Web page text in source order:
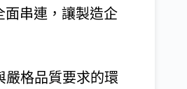
面串連，讓製造企
嚴格品質要求的環